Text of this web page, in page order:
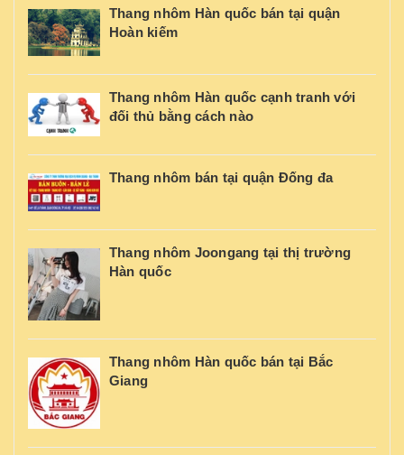
Thang nhôm Hàn quốc bán tại quận
Hoàn kiếm
Thang nhôm Hàn quốc cạnh tranh với
đối thủ bằng cách nào
Thang nhôm bán tại quận Đống đa
Thang nhôm Joongang tại thị trường
Hàn quốc
Thang nhôm Hàn quốc bán tại Bắc
Giang